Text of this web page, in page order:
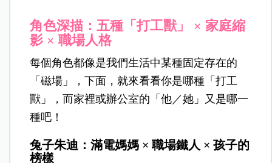
角色深描：五種「打工獸」 × 家庭縮
影 × 職場人格
每個角色都像是我們生活中某種固定存在的
「磁場」，下面，就來看看你是哪種「打工
獸」，而家裡或辦公室的「他／她」又是哪一
種吧！
兔子朱迪：滿電媽媽 × 職場鐵人 × 孩子的
榜樣